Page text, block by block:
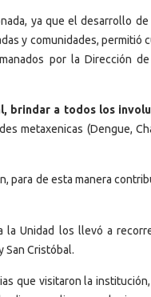
ya que el desarrollo
y comunidades, permitió
por la Dirección
brindar a todos los
metaxenicas (Dengue,
para de esta manera
Unidad los llevó a
San Cristóbal.
que visitaron la